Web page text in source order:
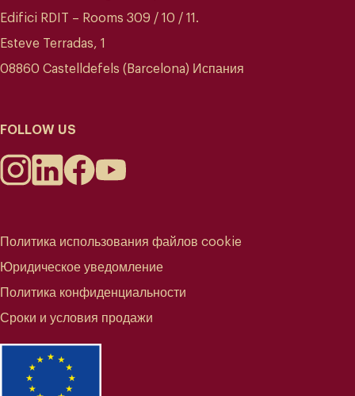
Edifici RDIT – Rooms 309 / 10 / 11.
Esteve Terradas, 1
08860 Castelldefels (Barcelona) Испания
FOLLOW US
Политика использования файлов cookie
Юридическое уведомление
Политика конфиденциальности
Сроки и условия продажи